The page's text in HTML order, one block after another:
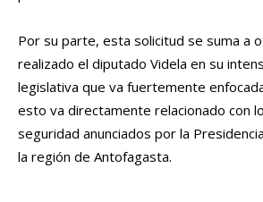
Por su parte, esta solicitud se suma a
realizado el diputado Videla en su
legislativa que va fuertemente
esto va directamente relacionado con
seguridad anunciados por la
la región de Antofagasta.